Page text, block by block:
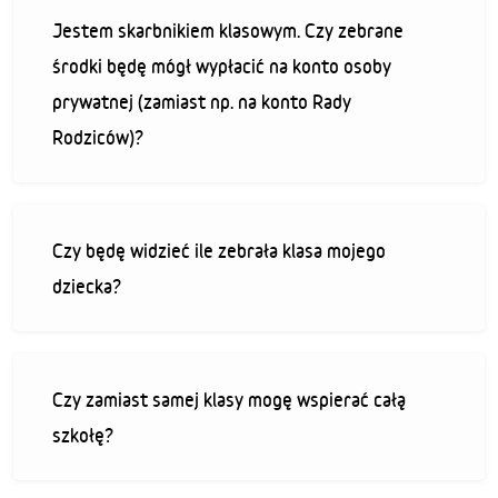
Jestem skarbnikiem klasowym. Czy zebrane
środki będę mógł wypłacić na konto osoby
prywatnej (zamiast np. na konto Rady
Rodziców)?
Czy będę widzieć ile zebrała klasa mojego
dziecka?
Czy zamiast samej klasy mogę wspierać całą
szkołę?